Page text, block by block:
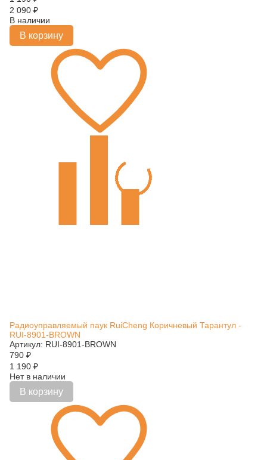
2 090 ₽
В наличии
В корзину
Радиоуправляемый паук RuiCheng Коричневый Тарантул -
RUI-8901-BROWN
Артикул: RUI-8901-BROWN
790 ₽
1 190 ₽
Нет в наличии
В корзину